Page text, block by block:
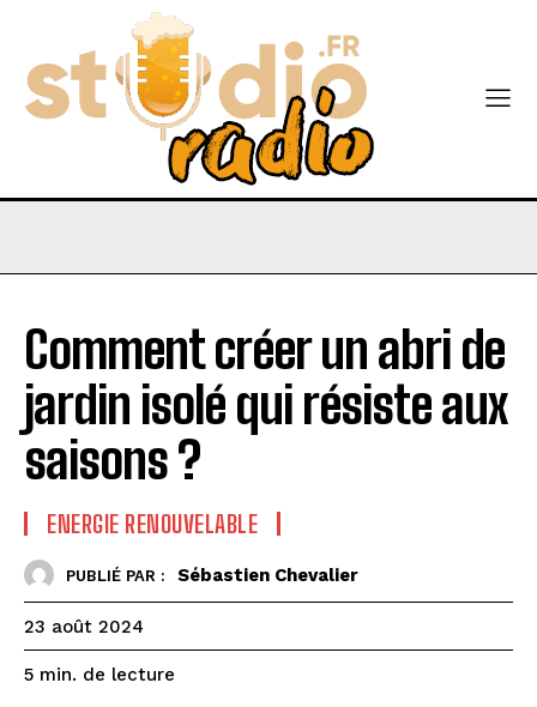
Comment créer un abri de
jardin isolé qui résiste aux
saisons ?
ENERGIE RENOUVELABLE
PUBLIÉ PAR : Sébastien Chevalier
23 août 2024
5 min. de lecture